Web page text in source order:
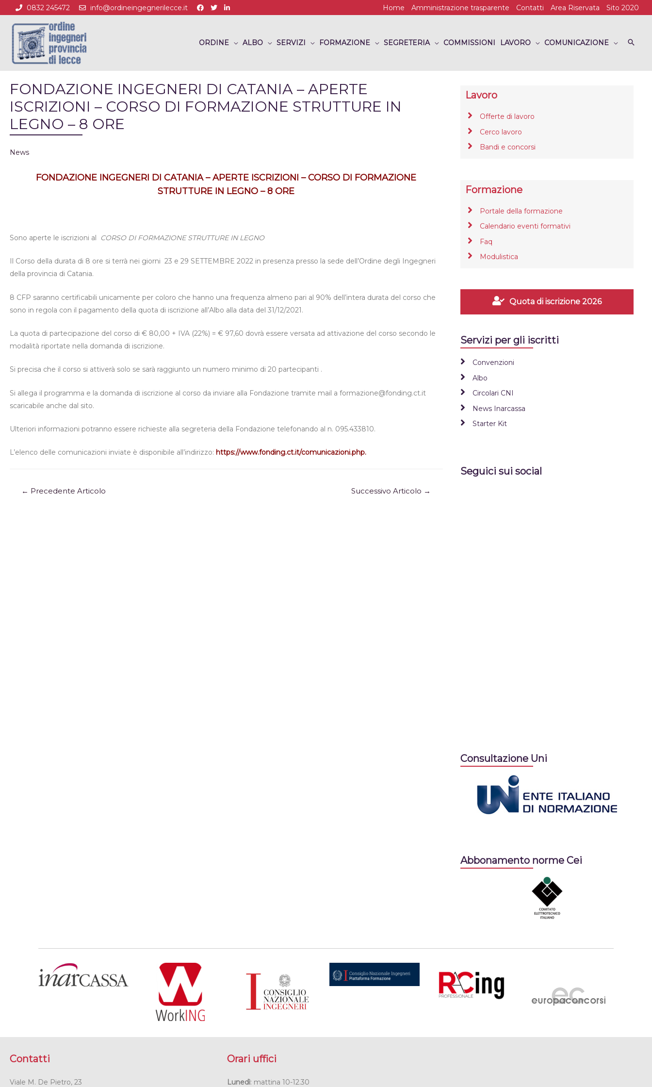
0832 245472 info@ordineingegnerilecce.it Home Amministrazione trasparente Contatti Area Riservata Sito 2020
ORDINE ALBO SERVIZI FORMAZIONE SEGRETERIA COMMISSIONI LAVORO COMUNICAZIONE
FONDAZIONE INGEGNERI DI CATANIA – APERTE
ISCRIZIONI – CORSO DI FORMAZIONE STRUTTURE IN
LEGNO – 8 ORE
News
FONDAZIONE INGEGNERI DI CATANIA – APERTE ISCRIZIONI – CORSO DI FORMAZIONE
STRUTTURE IN LEGNO – 8 ORE
Sono aperte le iscrizioni al CORSO DI FORMAZIONE STRUTTURE IN LEGNO
Il Corso della durata di 8 ore si terrà nei giorni 23 e 29 SETTEMBRE 2022 in presenza presso la sede dell’Ordine degli Ingegneri
della provincia di Catania.
8 CFP saranno certificabili unicamente per coloro che hanno una frequenza almeno pari al 90% dell’intera durata del corso che
sono in regola con il pagamento della quota di iscrizione all’Albo alla data del 31/12/2021.
La quota di partecipazione del corso di € 80,00 + IVA (22%) = € 97,60 dovrà essere versata ad attivazione del corso secondo le
modalità riportate nella domanda di iscrizione.
Si precisa che il corso si attiverà solo se sarà raggiunto un numero minimo di 20 partecipanti .
Si allega il programma e la domanda di iscrizione al corso da inviare alla Fondazione tramite mail a formazione@fonding.ct.it
scaricabile anche dal sito.
Ulteriori informazioni potranno essere richieste alla segreteria della Fondazione telefonando al n. 095.433810.
L’elenco delle comunicazioni inviate è disponibile all’indirizzo: https://www.fonding.ct.it/comunicazioni.php.
← Precedente Articolo Successivo Articolo →
Lavoro
Offerte di lavoro
Cerco lavoro
Bandi e concorsi
Formazione
Portale della formazione
Calendario eventi formativi
Faq
Modulistica
Quota di iscrizione 2026
Servizi per gli iscritti
Convenzioni
Albo
Circolari CNI
News Inarcassa
Starter Kit
Seguici sui social
Consultazione Uni
Abbonamento norme Cei
Contatti
Viale M. De Pietro, 23
Orari uffici
Lunedì: mattina 10-12.30